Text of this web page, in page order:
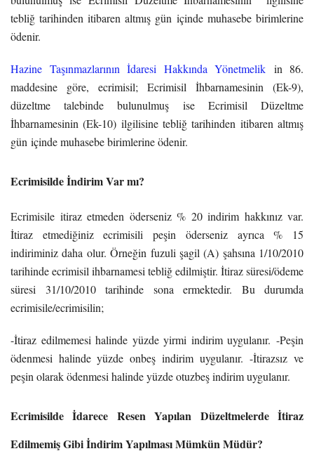
tebliğ tarihinden itibaren altmış gün içinde muhasebe birimlerine
ödenir.
Hazine Taşınmazlarının İdaresi Hakkında Yönetmelik in 86.
maddesine göre, ecrimisil; Ecrimisil İhbarnamesinin (Ek-9),
düzeltme talebinde bulunulmuş ise Ecrimisil Düzeltme
İhbarnamesinin (Ek-10) ilgilisine tebliğ tarihinden itibaren altmış
gün içinde muhasebe birimlerine ödenir.
Ecrimisilde İndirim Var mı?
Ecrimisile itiraz etmeden öderseniz % 20 indirim hakkınız var.
İtiraz etmediğiniz ecrimisili peşin öderseniz ayrıca % 15
indiriminiz daha olur. Örneğin fuzuli şagil (A) şahsına 1/10/2010
tarihinde ecrimisil ihbarnamesi tebliğ edilmiştir. İtiraz süresi/ödeme
süresi 31/10/2010 tarihinde sona ermektedir. Bu durumda
ecrimisile/ecrimisilin;
-İtiraz edilmemesi halinde yüzde yirmi indirim uygulanır. -Peşin
ödenmesi halinde yüzde onbeş indirim uygulanır. -İtirazsız ve
peşin olarak ödenmesi halinde yüzde otuzbeş indirim uygulanır.
Ecrimisilde İdarece Resen Yapılan Düzeltmelerde İtiraz
Edilmemiş Gibi İndirim Yapılması Mümkün Müdür?